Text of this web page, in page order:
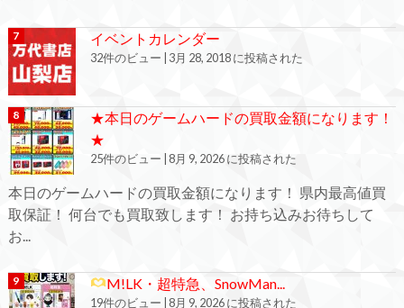
イベントカレンダー
32件のビュー 3月 28, 2018 に投稿された
★本日のゲームハードの買取金額になります！
★
25件のビュー 8月 9, 2026 に投稿された
本日のゲームハードの買取金額になります！ 県内最高値買
取保証！ 何台でも買取致します！ お持ち込みお待ちして
お...
M!LK・超特急、SnowMan...
19件のビュー 8月 9, 2026 に投稿された